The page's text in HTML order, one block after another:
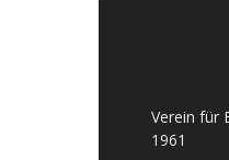
Verein für
1961